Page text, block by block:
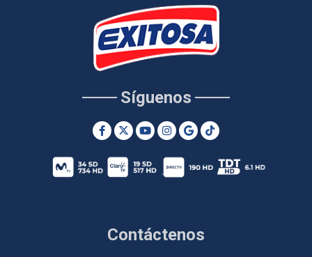
Contáctenos
Síguenos